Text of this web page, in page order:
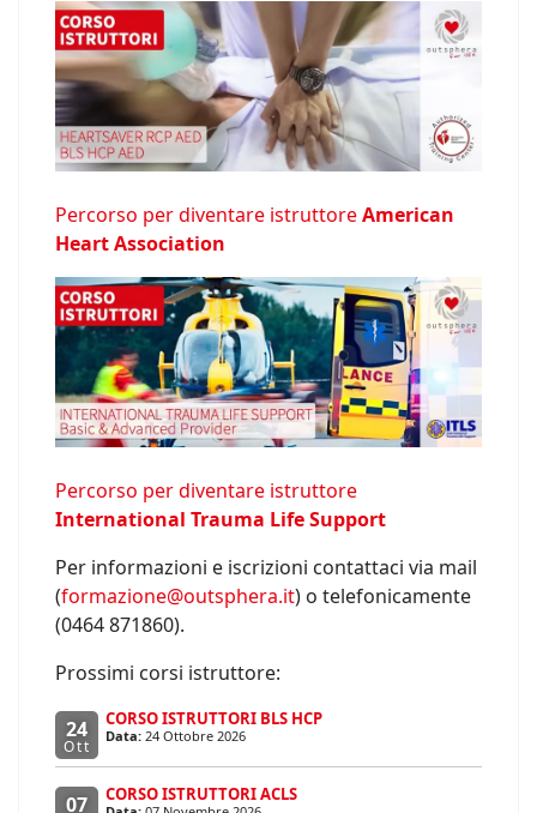
Percorso per diventare istruttoreAmerican
Heart Association
Percorso per diventare istruttore
International Trauma Life Support
Per informazioni e iscrizioni contattaci via mail
(formazione@outsphera.it) o telefonicamente
(0464 871860).
Prossimi corsi istruttore:
24
Ott
CORSO ISTRUTTORI BLS HCP
Data: 24 Ottobre 2026
07 CORSO ISTRUTTORI ACLS